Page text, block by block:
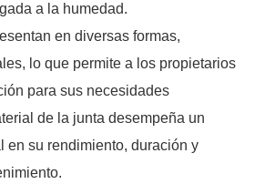
a la humedad.
en diversas formas,
lo que permite a los propietarios
para sus necesidades
de la junta desempeña un
en su rendimiento, duración y